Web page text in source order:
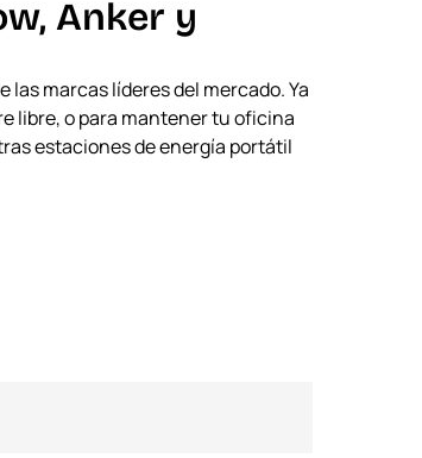
Anker y
marcas líderes del mercado. Ya
libre, o para mantener tu oficina
estaciones de energía portátil